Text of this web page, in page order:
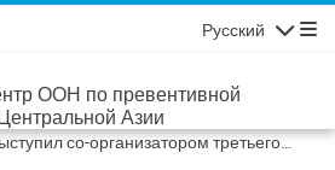
Русский
ООН по превентивной
Азии
со-организатором третьего